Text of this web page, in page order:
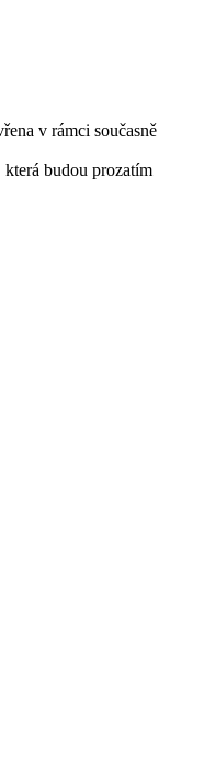
v rámci současně
která budou prozatím